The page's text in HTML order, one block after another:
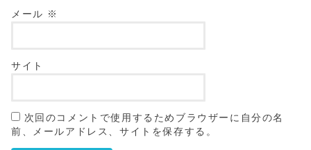
メール ※
サイト
次回のコメントで使用するためブラウザーに自分の名
前、メールアドレス、サイトを保存する。